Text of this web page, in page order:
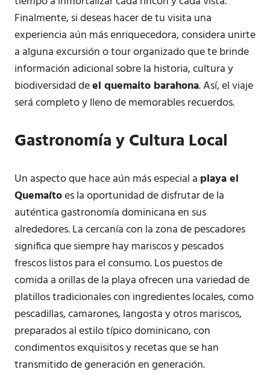
Finalmente, si deseas hacer de tu visita una
experiencia aún más enriquecedora, considera unirte
a alguna excursión o tour organizado que te brinde
información adicional sobre la historia, cultura y
biodiversidad deel quemaito barahona. Así, el viaje
será completo y lleno de memorables recuerdos.
Gastronomía y Cultura Local
Un aspecto que hace aún más especial a playa el
Quemaítoes la oportunidad de disfrutar de la
auténtica gastronomía dominicana en sus
alrededores. La cercanía con la zona de pescadores
significa que siempre hay mariscos y pescados
frescos listos para el consumo. Los puestos de
comida a orillas de la playa ofrecen una variedad de
platillos tradicionales con ingredientes locales, como
pescadillas, camarones, langosta y otros mariscos,
preparados al estilo típico dominicano, con
condimentos exquisitos y recetas que se han
transmitido de generación en generación.